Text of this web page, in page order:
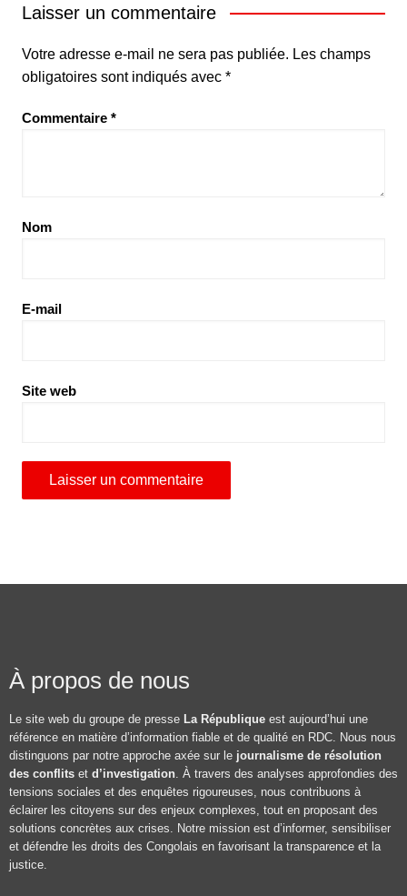
Laisser un commentaire
Votre adresse e-mail ne sera pas publiée. Les champs
obligatoires sont indiqués avec *
Commentaire *
Nom
E-mail
Site web
À propos de nous
Le site web du groupe de presse La République est aujourd’hui une
référence en matière d’information fiable et de qualité en RDC. Nous nous
distinguons par notre approche axée sur le journalisme de résolution
des conflits et d’investigation . À travers des analyses approfondies des
tensions sociales et des enquêtes rigoureuses, nous contribuons à
éclairer les citoyens sur des enjeux complexes, tout en proposant des
solutions concrètes aux crises. Notre mission est d’informer, sensibiliser
et défendre les droits des Congolais en favorisant la transparence et la
justice.